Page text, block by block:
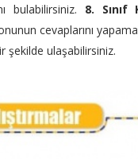
bulabilirsiniz. 8. Sınıf
cevaplarını
şekilde ulaşabilirsiniz.